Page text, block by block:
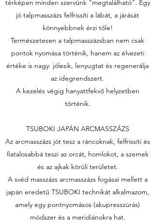
térképen minden szervünk "megtalálható". Egy
jó talpmasszázs felfrissíti a lábát, a járását
könnyebbnek érzi tőle!
Természetesen a talpmasszázsban nem csak
pontok nyomása történik, hanem az élvezeti
értéke is nagy: jólesik, lenyugtat és regenerálja
az idegrendszert.
A kezelés végig hanyattfekvő helyzetben
történik.
TSUBOKI JAPÁN ARCMASSZÁZS
Az arcmasszázs jót tesz a ráncoknak, felfrissíti és
fiatalosabbá teszi az orcát, homlokot, a szemek
és az ajkak körüli területet.
A svéd masszázs arcmasszázs fogásai mellett a
japán eredetű TSUBOKI technikát alkalmazom,
amely egy pontnyomásos (akupresszúrás)
módszer és a meridiánokra hat.